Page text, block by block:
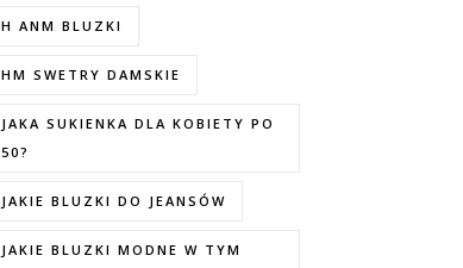
H ANM BLUZKI
HM SWETRY DAMSKIE
JAKA SUKIENKA DLA KOBIETY PO
50?
JAKIE BLUZKI DO JEANSÓW
JAKIE BLUZKI MODNE W TYM